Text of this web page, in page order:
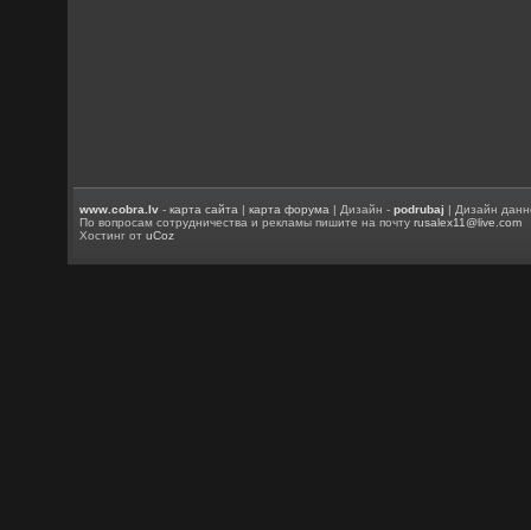
www.cobra.lv -карта сайта |карта форума | Дизайн -podrubaj | Дизайн
По вопросам сотрудничества и рекламы пишите на почтуrusalex11@live.com
Хостинг отuCoz